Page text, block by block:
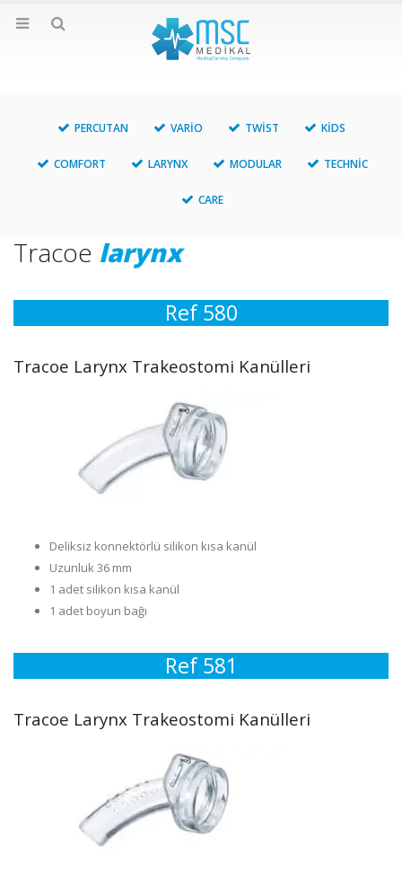
PERCUTAN VARIO TWIST KIDS
COMFORT LARYNX MODULAR TECHNIC
CARE
Tracoe larynx
Ref 580
Tracoe Larynx Trakeostomi Kanülleri
Deliksiz konnektörlü silikon kısa kanül
Uzunluk 36 mm
1 adet silikon kısa kanül
1 adet boyun bağı
Ref 581
Tracoe Larynx Trakeostomi Kanülleri